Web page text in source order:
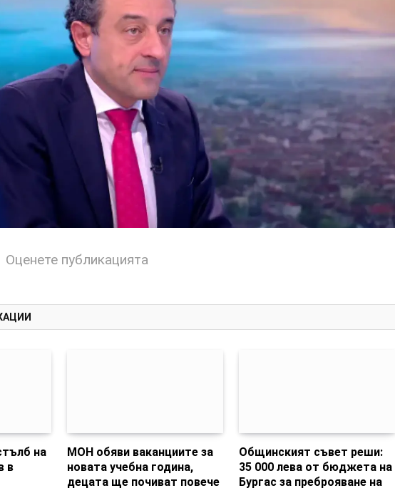
Оценете публикацията
на
в
МОН обяви ваканциите за
новата учебна година,
децата ще почиват повече
Общинският съвет реши:
35 000 лева от бюджета на
Бургас за преброяване на